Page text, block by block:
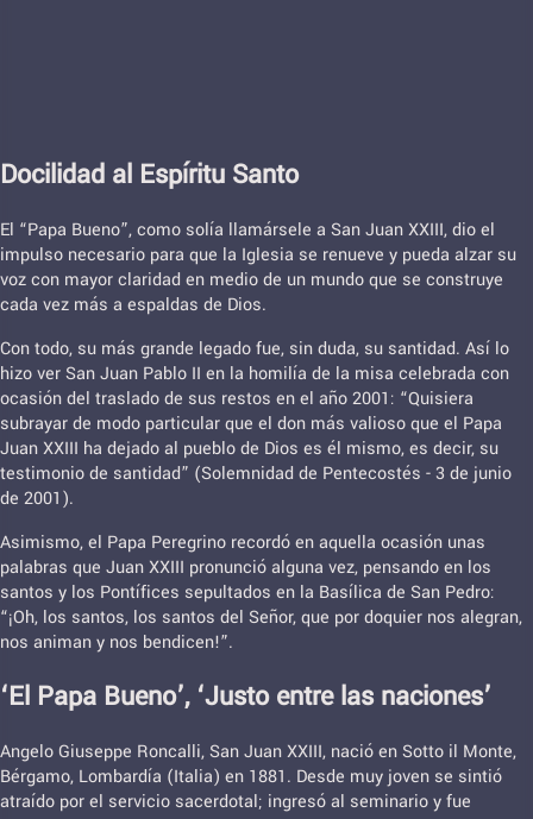
Docilidad al Espíritu Santo
El “Papa Bueno”, como solía llamársele a San Juan XXIII, dio el
impulso necesario para que la Iglesia se renueve y pueda alzar su
voz con mayor claridad en medio de un mundo que se construye
cada vez más a espaldas de Dios.
Con todo, su más grande legado fue, sin duda, su santidad. Así lo
hizo ver San Juan Pablo II en la homilía de la misa celebrada con
ocasión del traslado de sus restos en el año 2001: “Quisiera
subrayar de modo particular que el don más valioso que el Papa
Juan XXIII ha dejado al pueblo de Dios es él mismo, es decir, su
testimonio de santidad” (Solemnidad de Pentecostés - 3 de junio
de 2001).
Asimismo, el Papa Peregrino recordó en aquella ocasión unas
palabras que Juan XXIII pronunció alguna vez, pensando en los
santos y los Pontífices sepultados en la Basílica de San Pedro:
“¡Oh, los santos, los santos del Señor, que por doquier nos alegran,
nos animan y nos bendicen!”.
‘El Papa Bueno’, ‘Justo entre las naciones’
Angelo Giuseppe Roncalli, San Juan XXIII, nació en Sotto il Monte,
Bérgamo, Lombardía (Italia) en 1881. Desde muy joven se sintió
atraído por el servicio sacerdotal; ingresó al seminario y fue